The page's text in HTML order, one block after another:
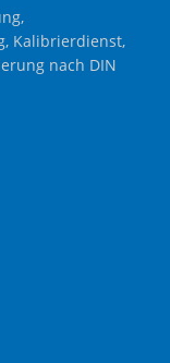
Kalibrierdienst,
nach DIN